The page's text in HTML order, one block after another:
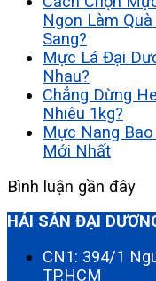
Ngon Làm
Sang?
Mực Lá Đại
Nhau?
Chẳng Dừng
Nhiêu 1kg?
Mực Nang Bao
Mới Nhất
Bình luận gần đây
HẢI SẢN ĐẠI
CN1: 394/1
TP.HCM